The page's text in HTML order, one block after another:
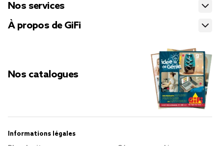
Nos services
À propos de GiFi
Nos catalogues
Informations légales